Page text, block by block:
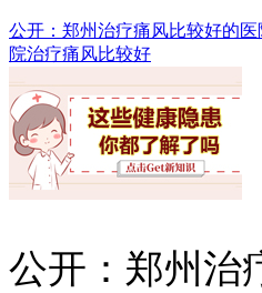
公开：郑州治疗痛风比较好的
院治疗痛风比较好
公开：郑州治